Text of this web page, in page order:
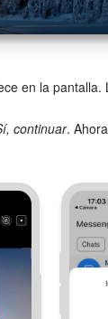
en la pantalla.
continuar.